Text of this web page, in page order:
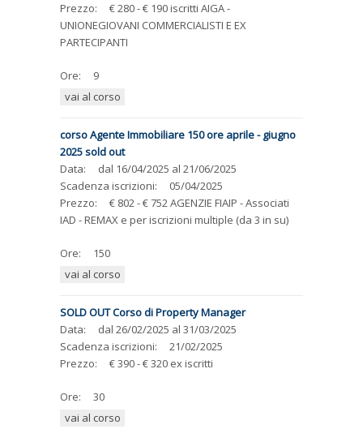
Prezzo:
€ 280 - € 190 iscritti AIGA -
UNIONEGIOVANI COMMERCIALISTI E EX
PARTECIPANTI
Ore:
9
vai al corso
corso Agente Immobiliare 150 ore aprile - giugno
2025 sold out
Data:
dal 16/04/2025 al 21/06/2025
Scadenza iscrizioni:
05/04/2025
Prezzo:
€ 802 - € 752 AGENZIE FIAIP - Associati
IAD - REMAX e per iscrizioni multiple (da 3 in su)
Ore:
150
vai al corso
SOLD OUT Corso di Property Manager
Data:
dal 26/02/2025 al 31/03/2025
Scadenza iscrizioni:
21/02/2025
Prezzo:
€ 390 - € 320 ex iscritti
Ore:
30
vai al corso